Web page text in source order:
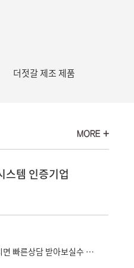
더젓갈 제조 제품
템 인증기업
FDA제품승인/제조시설등록 되어있습니다.담당부서로 연락주시면 빠른상담 받아보실수 있습니다. 담당 010-5408-8282